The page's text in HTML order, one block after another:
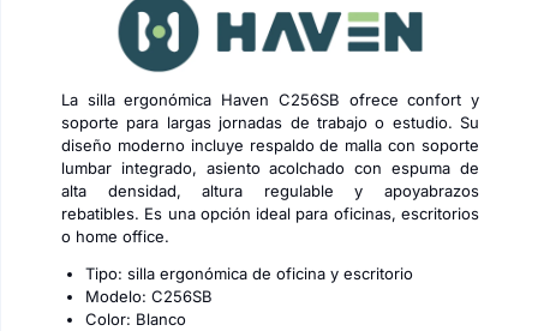
La silla ergonómica Haven C256SB ofrece confort y
soporte para largas jornadas de trabajo o estudio. Su
diseño moderno incluye respaldo de malla con soporte
lumbar integrado, asiento acolchado con espuma de
alta densidad, altura regulable y apoyabrazos
rebatibles. Es una opción ideal para oficinas, escritorios
o home office.
Tipo: silla ergonómica de oficina y escritorio
Modelo: C256SB
Color: Blanco